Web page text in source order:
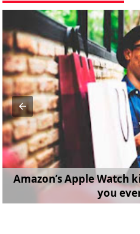
Amazon’s Apple Watch
you